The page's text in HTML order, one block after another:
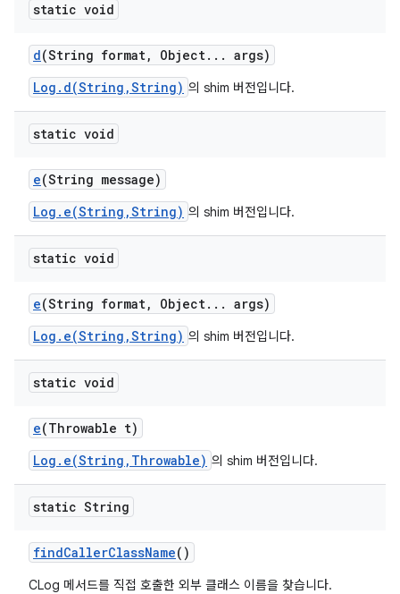
static void
d(String format, Object. . . args)
Log.d(String,String) 의 shim 버전입니다.
static void
e(String message)
Log.e(String,String) 의 shim 버전입니다.
static void
e(String format, Object. . . args)
Log.e(String,String) 의 shim 버전입니다.
static void
e(Throwable t)
Log.e(String,Throwable) 의 shim 버전입니다.
static String
findCallerClassName()
CLog 메서드를 직접 호출한 외부 클래스 이름을 찾습니다.